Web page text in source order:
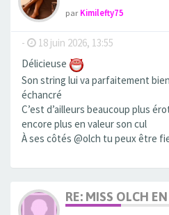
parKimilefty75
- 18 juin 2026, 13:55
Délicieuse
Son string lui va parfaitement
échancré
C’est d’ailleurs beaucoup plus
encore plus en valeur son cul
À ses côtés @olch tu peux être
RE: MISS OLCH